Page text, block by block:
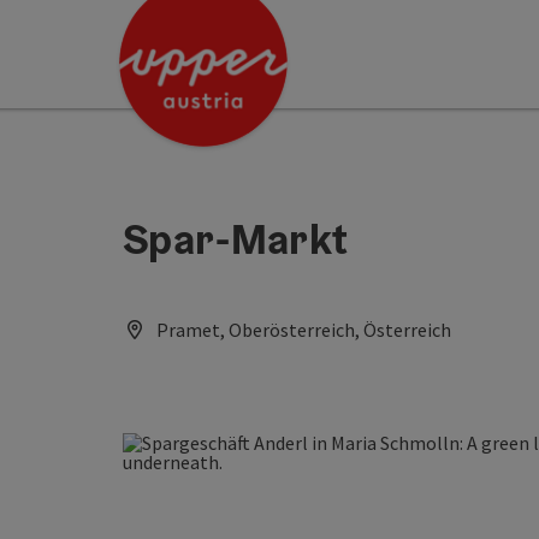
Accesskey
Accesskey
Spar-Markt
Pramet, Oberösterreich, Österreich